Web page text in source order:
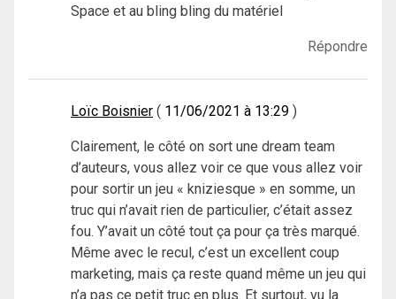
Space et au bling bling du matériel
Répondre
Loïc Boisnier 11/06/2021 à 13:29
Clairement, le côté on sort une dream team
d’auteurs, vous allez voir ce que vous allez voir
pour sortir un jeu « kniziesque » en somme, un
truc qui n’avait rien de particulier, c’était assez
fou. Y’avait un côté tout ça pour ça très marqué.
Même avec le recul, c’est un excellent coup
marketing, mais ça reste quand même un jeu qui
n’a pas ce petit truc en plus. Et surtout, vu la